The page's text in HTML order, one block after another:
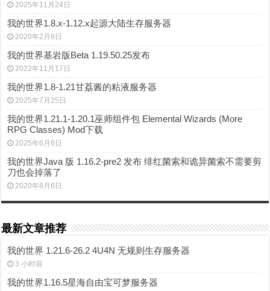
2025年11月24日
我的世界1.8.x-1.12.x起源大陆生存服务器
2020年2月8日
我的世界基岩版Beta 1.19.50.25发布
2022年11月17日
我的世界1.8-1.21甘荔酱的粘液服务器
2025年7月25日
我的世界1.21.1-1.20.1巫师组件包 Elemental Wizards (More
RPG Classes) Mod下载
2025年6月6日
我的世界Java 版 1.16.2-pre2 发布 绯红菌索和诡异菌索不需要剪
刀也会掉落了
2020年8月6日
最新文章推荐
我的世界 1.21.6-26.2 4U4N 无规则生存服务器
3 小时前
我的世界1.16.5星海自由宝可梦服务器